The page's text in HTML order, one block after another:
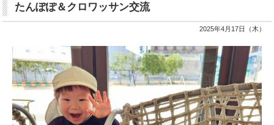
たんぽぽ＆クロワッサン交流
2025年4月17日（木）